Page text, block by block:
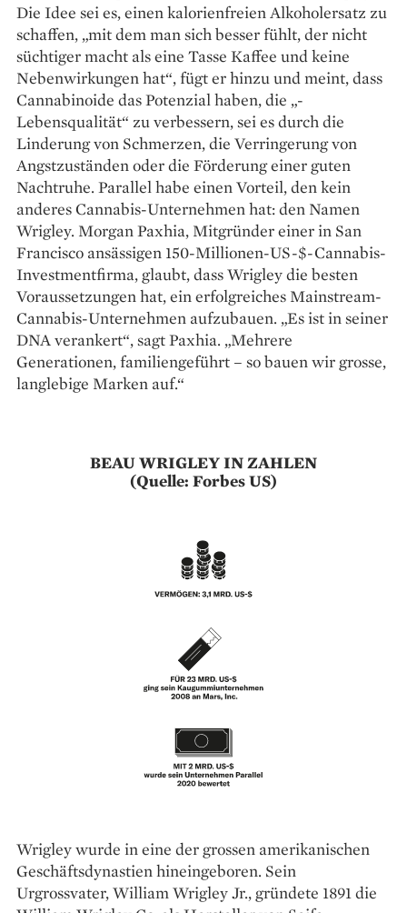
Die Idee sei es, einen kalorienfreien Alkohol­ersatz zu
schaffen, „mit dem man sich besser fühlt, der nicht
süchtiger macht als eine Tasse Kaffee und keine
Nebenwirkungen hat“, fügt er hinzu und meint, dass
Cannabinoide das ­Potenzial haben, die „­
Lebensqualität“ zu verbessern, sei es durch die
Linderung von Schmerzen, die Verringerung von
Angstzuständen oder die Förderung ­einer guten
Nachtruhe. Parallel habe einen Vorteil, den kein
anderes Cannabis-Unternehmen hat: den Namen
Wrigley. Morgan Paxhia, Mitgründer einer in San
Francisco ansässigen 150-Millionen-US-$-Cannabis-
Investmentfirma, glaubt, dass Wrigley die besten
Voraussetzungen hat, ein erfolgreiches Mainstream-
Cannabis-Unternehmen aufzubauen. „Es ist in seiner
DNA verankert“, sagt Paxhia. „Mehrere
Generationen, familiengeführt – so bauen wir grosse,
lang­lebige Marken auf.“
BEAU WRIGLEY IN ZAHLEN
(Quelle: Forbes US)
Wrigley wurde in eine der grossen amerikanischen
Geschäftsdynastien hineingeboren. Sein
Urgrossvater, William ­Wrigley Jr., ­gründete 1891 die